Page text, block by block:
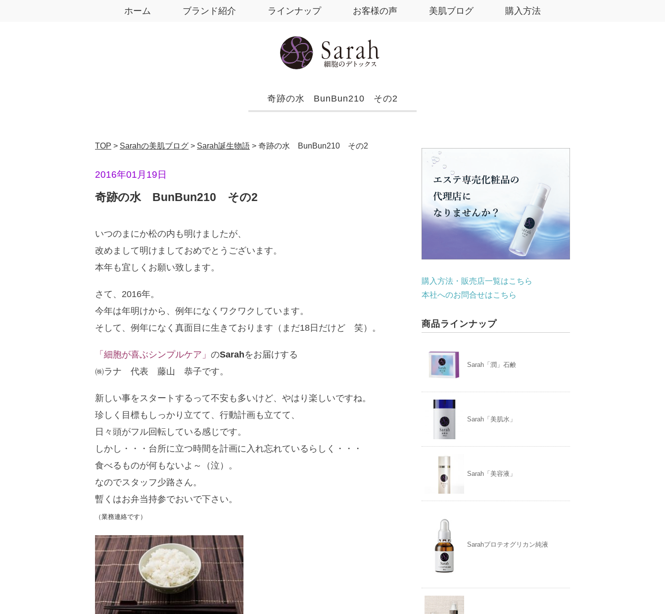
ホーム ブランド紹介 ラインナップ お客様の声 美肌ブログ 購入方法
奇跡の水 BunBun210 その2
TOP > Sarahの美肌ブログ > Sarah誕生物語 > 奇跡の水 BunBun210 その2
2016年01月19日
奇跡の水 BunBun210 その2
いつのまにか松の内も明けましたが、
改めまして明けましておめでとうございます。
本年も宜しくお願い致します。
さて、2016年。
今年は年明けから、例年になくワクワクしています。
そして、例年になく真面目に生きております（まだ18日だけど 笑）。
「細胞が喜ぶシンプルケア」 のSarahをお届けする
㈱ラナ 代表 藤山 恭子です。
新しい事をスタートするって不安も多いけど、やはり楽しいですね。
珍しく目標もしっかり立てて、行動計画も立てて、
日々頭がフル回転している感じです。
しかし・・・台所に立つ時間を計画に入れ忘れているらしく・・・
食べるものが何もないよ～（泣）。
なのでスタッフ少路さん。
暫くはお弁当持参でおいで下さい。
（業務連絡です）
購入方法・販売店一覧はこちら
本社へのお問合せはこちら
商品ラインナップ
Sarah「潤」石鹸
Sarah「美肌水」
Sarah「美容液」
Sarahプロテオグリカン純液